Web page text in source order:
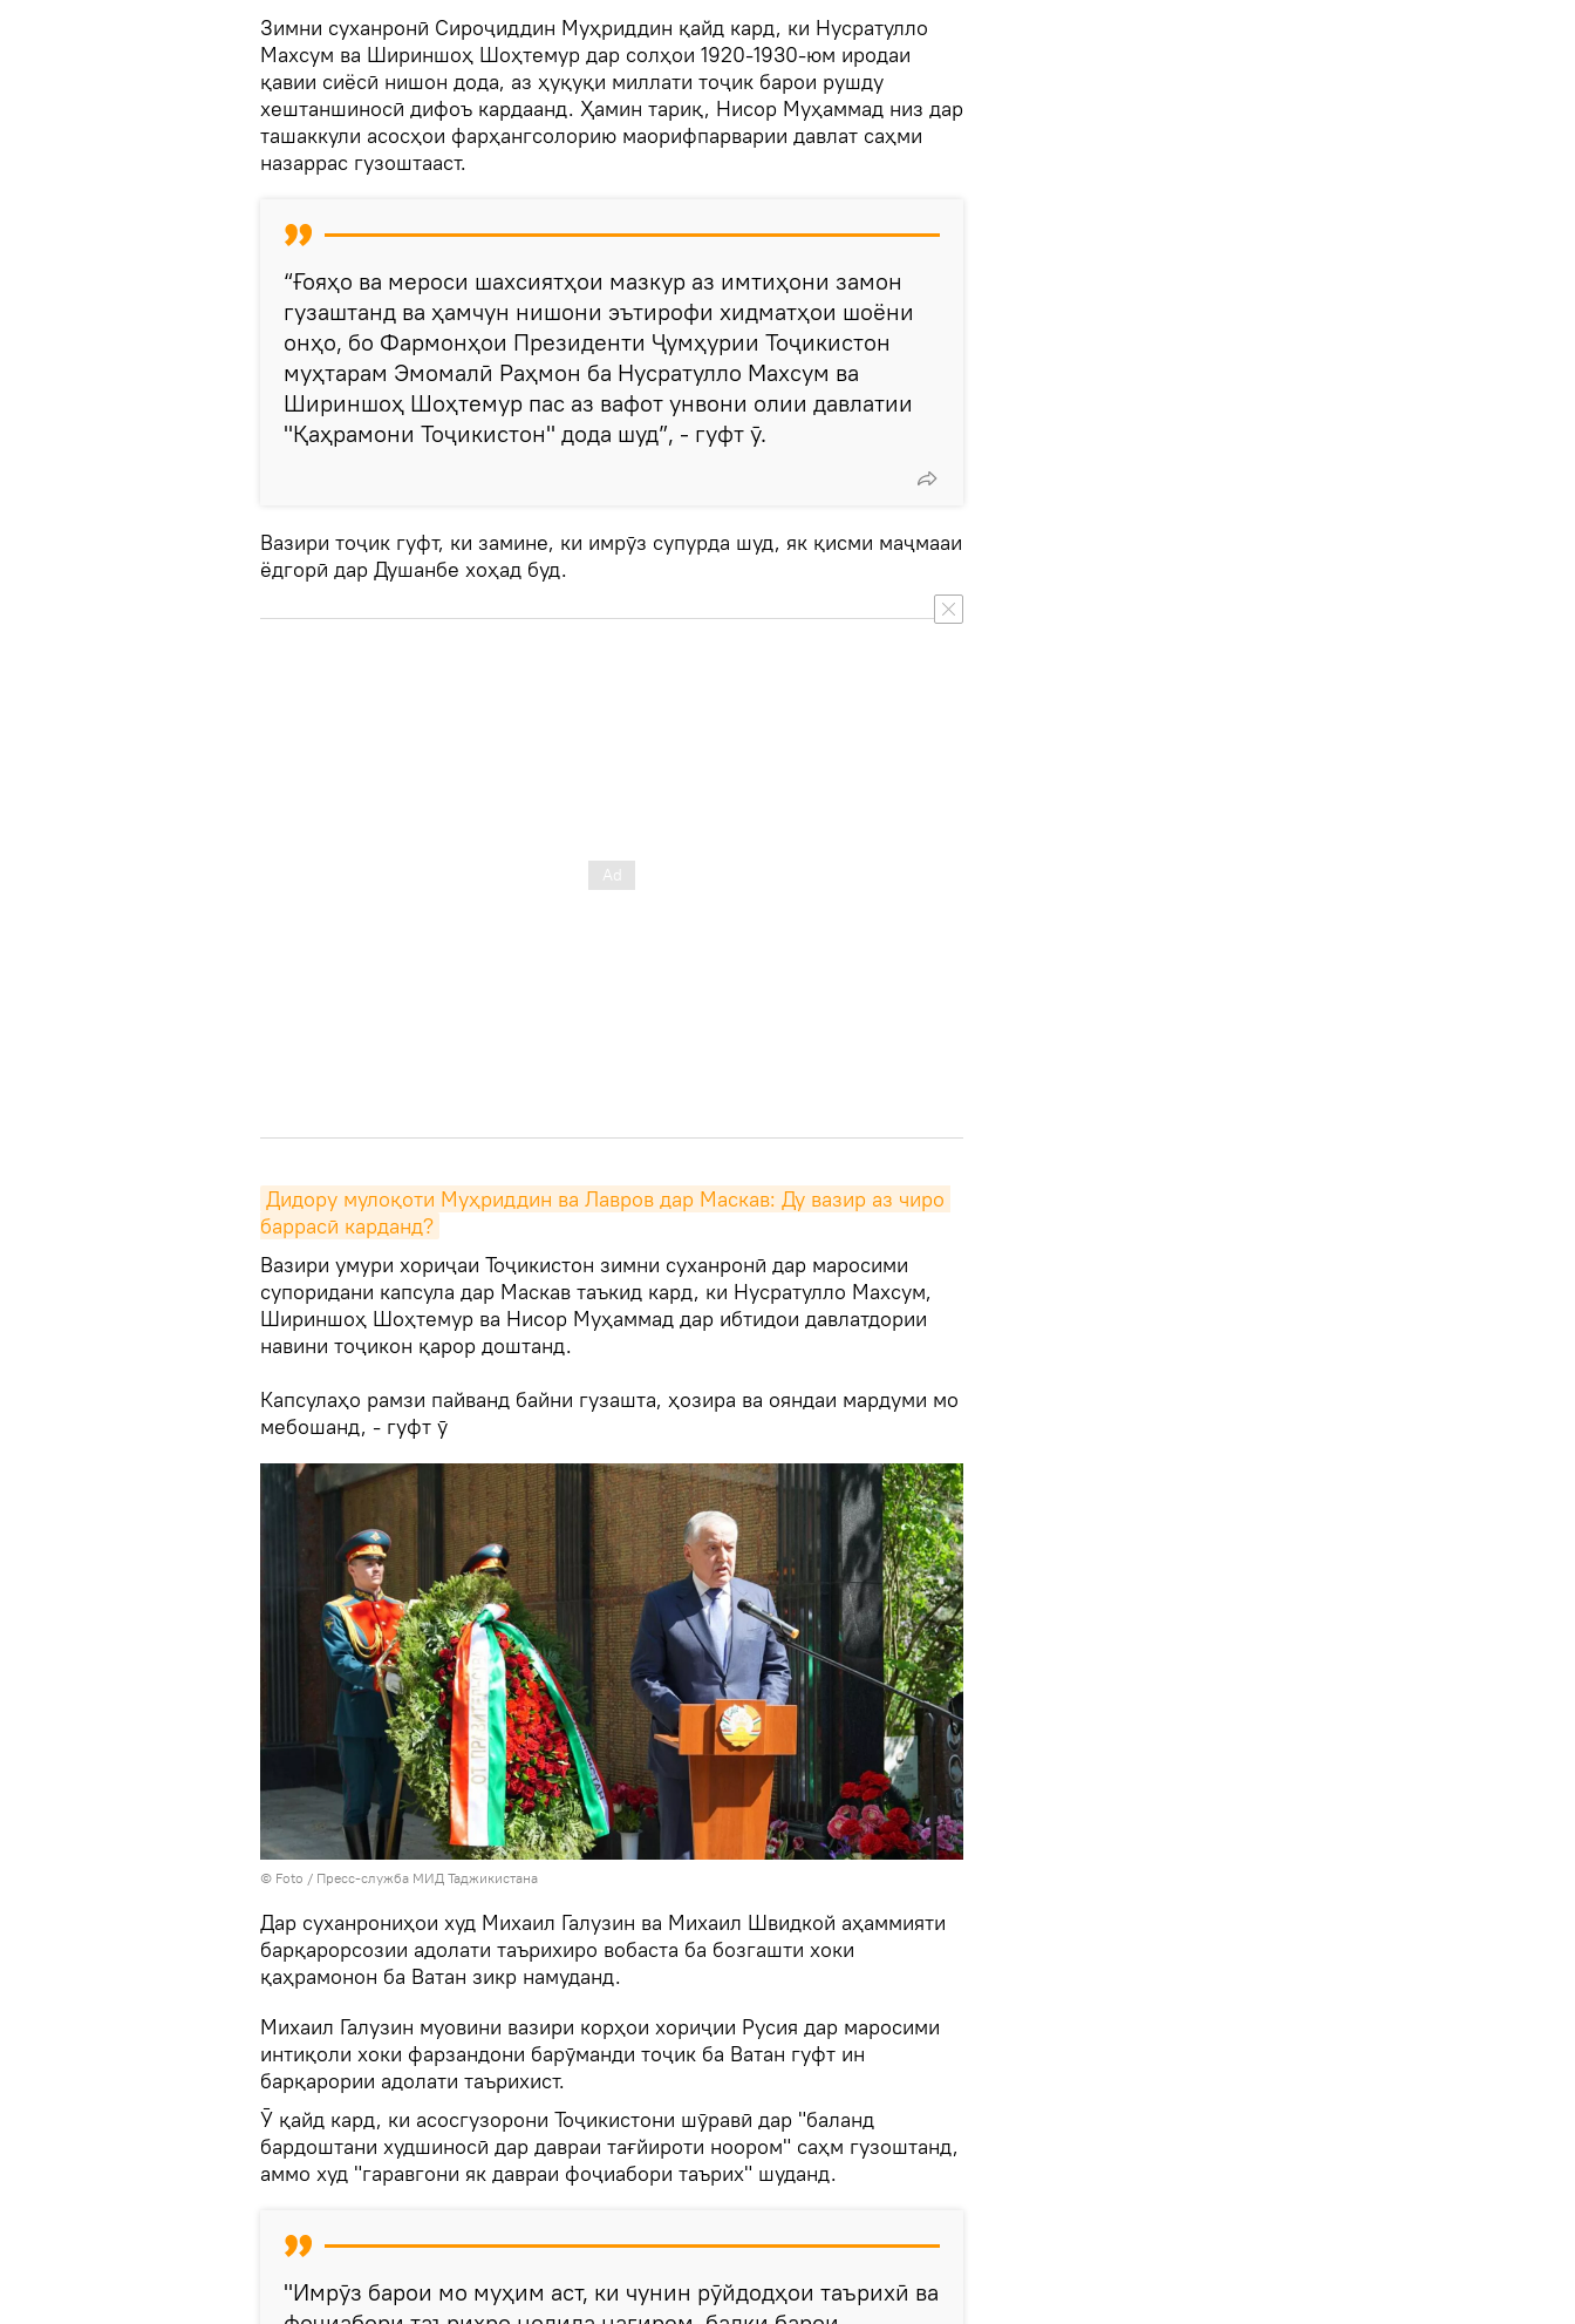
Зимни суханронӣ Сироҷиддин Муҳриддин қайд кард, ки Нусратулло
Махсум ва Шириншоҳ Шоҳтемур дар солҳои 1920-1930-юм иродаи
қавии сиёсӣ нишон дода, аз ҳуқуқи миллати тоҷик барои рушду
хештаншиносӣ дифоъ кардаанд. Ҳамин тариқ, Нисор Муҳаммад низ дар
ташаккули асосҳои фарҳангсолорию маорифпарварии давлат саҳми
назаррас гузоштааст.
“Ғояҳо ва мероси шахсиятҳои мазкур аз имтиҳони замон
гузаштанд ва ҳамчун нишони эътирофи хидматҳои шоёни
онҳо, бо Фармонҳои Президенти Ҷумҳурии Тоҷикистон
муҳтарам Эмомалӣ Раҳмон ба Нусратулло Махсум ва
Шириншоҳ Шоҳтемур пас аз вафот унвони олии давлатии
"Қаҳрамони Тоҷикистон" дода шуд”, - гуфт ӯ.
Вазири тоҷик гуфт, ки замине, ки имрӯз супурда шуд, як қисми маҷмааи
ёдгорӣ дар Душанбе хоҳад буд.
Дидору мулоқоти Муҳриддин ва Лавров дар Маскав: Ду вазир аз чиро
баррасӣ карданд?
Вазири умури хориҷаи Тоҷикистон зимни суханронӣ дар маросими
супоридани капсула дар Маскав таъкид кард, ки Нусратулло Махсум,
Шириншоҳ Шоҳтемур ва Нисор Муҳаммад дар ибтидои давлатдории
навини тоҷикон қарор доштанд.
Капсулаҳо рамзи пайванд байни гузашта, ҳозира ва ояндаи мардуми мо
мебошанд, - гуфт ӯ
© Foto / Пресс-служба МИД Таджикистана
Дар суханрониҳои худ Михаил Галузин ва Михаил Швидкой аҳаммияти
барқарорсозии адолати таърихиро вобаста ба бозгашти хоки
қаҳрамонон ба Ватан зикр намуданд.
Михаил Галузин муовини вазири корҳои хориҷии Русия дар маросими
интиқоли хоки фарзандони барӯманди тоҷик ба Ватан гуфт ин
барқарории адолати таърихист.
Ӯ қайд кард, ки асосгузорони Тоҷикистони шӯравӣ дар "баланд
бардоштани худшиносӣ дар давраи тағйироти ноором" саҳм гузоштанд,
аммо худ "гаравгони як давраи фоҷиабори таърих" шуданд.
"Имрӯз барои мо муҳим аст, ки чунин рӯйдодҳои таърихӣ ва